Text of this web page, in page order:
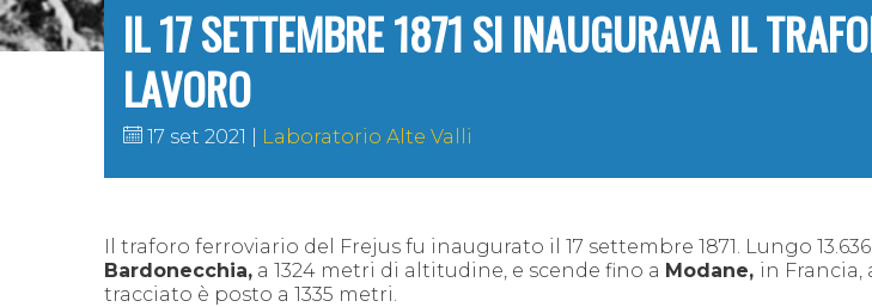
IL 17 SETTEMBRE 1871 SI INAUGURAVA IL
LAVORO
17 set 2021 Laboratorio Alte Valli
Il traforo ferroviario del Frejus fu inaugurato il 17 settembre 1871. Lungo
Bardonecchia, a 1324 metri di altitudine, e scende fino a Modane, in Francia,
tracciato è posto a 1335 metri.